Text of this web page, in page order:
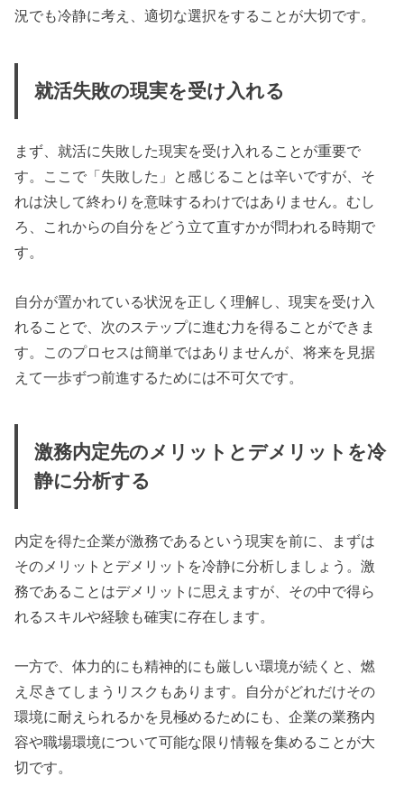
況でも冷静に考え、適切な選択をすることが大切です。
就活失敗の現実を受け入れる
まず、就活に失敗した現実を受け入れることが重要で
す。ここで「失敗した」と感じることは辛いですが、そ
れは決して終わりを意味するわけではありません。むし
ろ、これからの自分をどう立て直すかが問われる時期で
す。
自分が置かれている状況を正しく理解し、現実を受け入
れることで、次のステップに進む力を得ることができま
す。このプロセスは簡単ではありませんが、将来を見据
えて一歩ずつ前進するためには不可欠です。
激務内定先のメリットとデメリットを冷
静に分析する
内定を得た企業が激務であるという現実を前に、まずは
そのメリットとデメリットを冷静に分析しましょう。激
務であることはデメリットに思えますが、その中で得ら
れるスキルや経験も確実に存在します。
一方で、体力的にも精神的にも厳しい環境が続くと、燃
え尽きてしまうリスクもあります。自分がどれだけその
環境に耐えられるかを見極めるためにも、企業の業務内
容や職場環境について可能な限り情報を集めることが大
切です。